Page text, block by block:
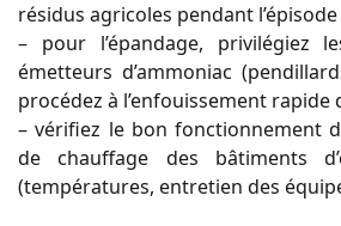
résidus agricoles pendant
– pour l’épandage, privilégiez
émetteurs d’ammoniac
procédez à l’enfouissement rapide
– vérifiez le bon fonctionnement
de chauffage des bâtiments
(températures, entretien des